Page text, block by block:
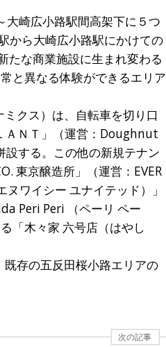
崎広小路駅間高架下に５つ
から大崎広小路駅にかけての
たな商業施設に生まれ変わる
と異なる体験ができるエリア
クス）は、自転車を切り口
ＡＮＴ」（運営：Doughnut
する。この他の新規テナン
東京醸造所」（運営：EVER
ワイシー ユナイテッド）」
Peri Peri （ペーリ ペー
「木々家 六号店（はやし
既存の五反田桜小路エリアの
次の記事